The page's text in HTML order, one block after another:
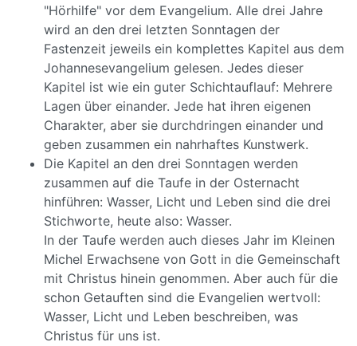
"Hörhilfe" vor dem Evangelium. Alle drei Jahre
wird an den drei letzten Sonntagen der
Fastenzeit jeweils ein komplettes Kapitel aus dem
Johannesevangelium gelesen. Jedes dieser
Kapitel ist wie ein guter Schichtauflauf: Mehrere
Lagen über einander. Jede hat ihren eigenen
Charakter, aber sie durchdringen einander und
geben zusammen ein nahrhaftes Kunstwerk.
Die Kapitel an den drei Sonntagen werden
zusammen auf die Taufe in der Osternacht
hinführen: Wasser, Licht und Leben sind die drei
Stichworte, heute also: Wasser.
In der Taufe werden auch dieses Jahr im Kleinen
Michel Erwachsene von Gott in die Gemeinschaft
mit Christus hinein genommen. Aber auch für die
schon Getauften sind die Evangelien wertvoll:
Wasser, Licht und Leben beschreiben, was
Christus für uns ist.